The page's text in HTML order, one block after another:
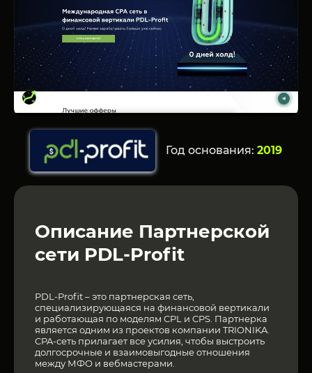
Год основания: 2019
Описание Партнерской
сети PDL-Profit
PDL-Profit – это партнерская сеть,
специализирующаяся на финансовой вертикали
и работающая по моделям CPL и CPS. Партнерка
является одним из проектов компании TRIONIKA.
CPA-сеть прилагает все усилия, чтобы выстроить
долгосрочные и взаимовыгодные отношения
между МФО и вебмастерами.